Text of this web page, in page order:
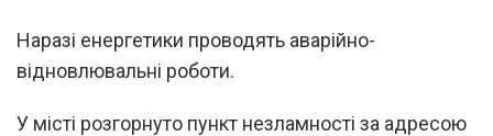
Наразі енергетики проводять аварійно-
відновлювальні роботи.
У місті розгорнуто пункт незламності за адресою